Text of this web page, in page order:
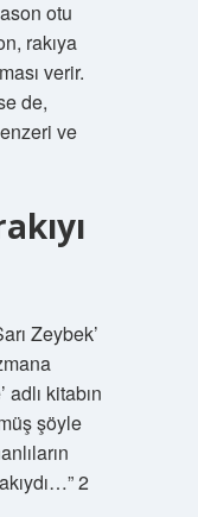
otu
rakıya
verir.
de,
ve
Zeybek’
adlı kitabın
şöyle
2